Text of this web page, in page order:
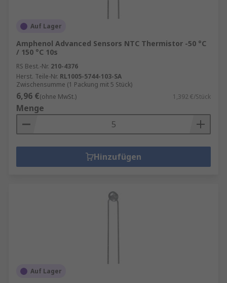
Auf Lager
Amphenol Advanced Sensors NTC Thermistor -50 °C
/ 150 °C 10s
RS Best.-Nr. 210-4376
Herst. Teile-Nr. RL1005-5744-103-SA
Zwischensumme (1 Packung mit 5 Stück)
6,96 €(ohne MwSt.) 1,392 €/Stück
Menge
Hinzufügen
Auf Lager